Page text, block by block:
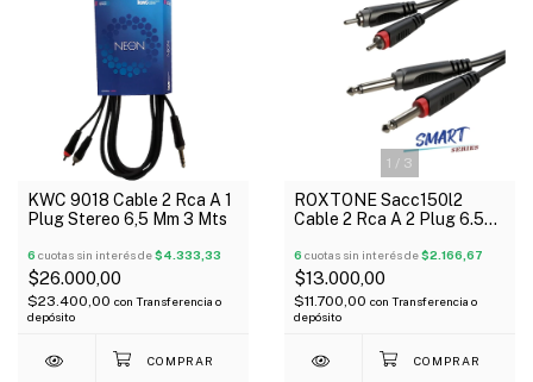
KWC 9018 Cable 2 Rca A 1
Plug Stereo 6,5 Mm 3 Mts
6 cuotas sin interés de$4.333,33
$26.000,00
$23.400,00 con Transferencia o
depósito
1 / 3
ROXTONE Sacc150l2
Cable 2 Rca A 2 Plug 6.5
6 cuotas sin interés de$2.166,67
$13.000,00
$11.700,00 con Transferencia o
depósito